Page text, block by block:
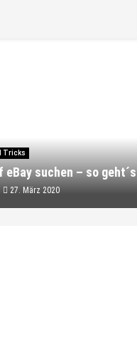
Tricks
suchen – so geht´s
27. März 2020